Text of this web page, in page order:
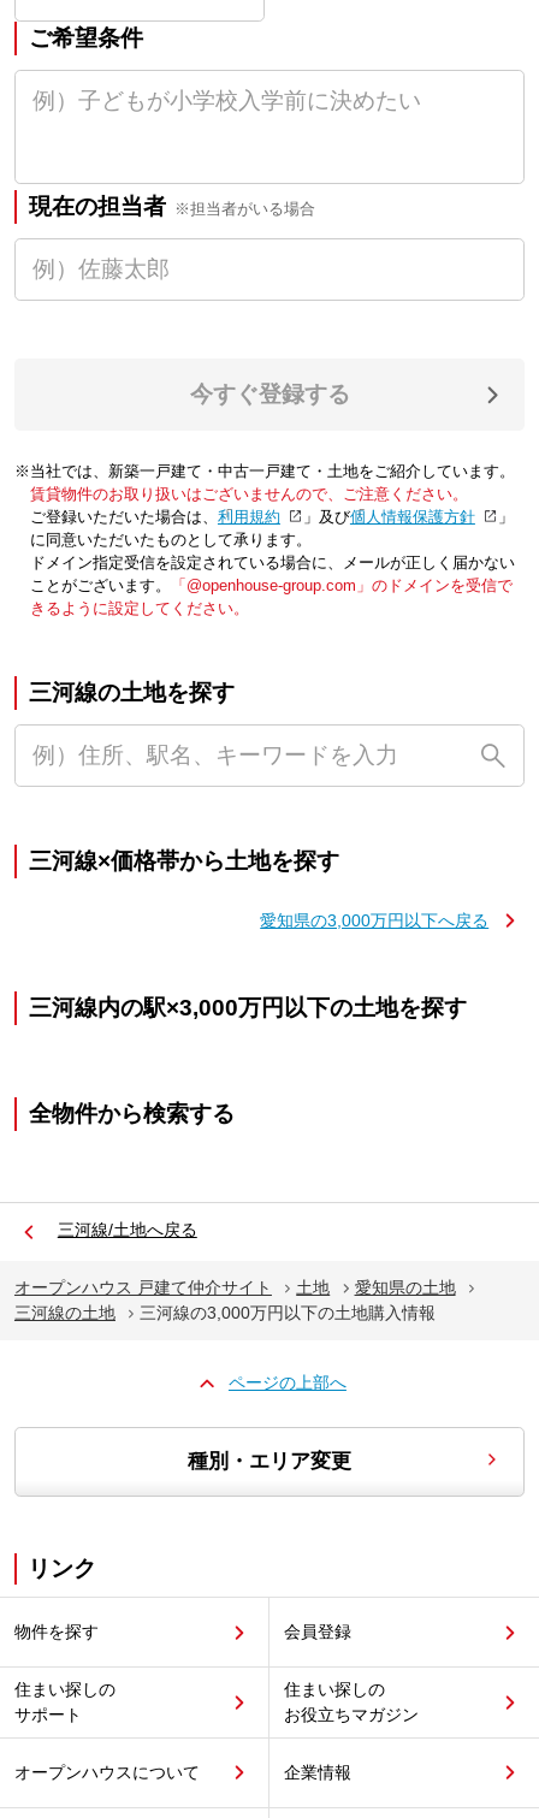
ご希望条件
現在の担当者 ※担当者がいる場合
今すぐ登録する
※当社では、新築一戸建て・中古一戸建て・土地をご紹介しています。
賃貸物件のお取り扱いはございませんので、ご注意ください。
ご登録いただいた場合は、「利用規約 」及び「個人情報保護方針
」
に同意いただいたものとして承ります。
ドメイン指定受信を設定されている場合に、メールが正しく届かない
ことがございます。
「@openhouse-group.com」のドメインを受信で
きるように設定してください。
三河線の土地を探す
三河線×価格帯から土地を探す
愛知県の3,000万円以下へ戻る
三河線内の駅×3,000万円以下の土地を探す
全物件から検索する
三河線/土地へ戻る
オープンハウス 戸建て仲介サイト 土地
愛知県の土地
三河線の土地
三河線の3,000万円以下の土地購入情報
ページの上部へ
種別・エリア変更
リンク
物件を探す 会員登録
住まい探しの
サポート
住まい探しの
お役立ちマガジン
オープンハウスについて 企業情報